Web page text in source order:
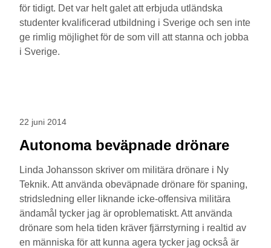
för tidigt. Det var helt galet att erbjuda utländska
studenter kvalificerad utbildning i Sverige och sen inte
ge rimlig möjlighet för de som vill att stanna och jobba
i Sverige.
22 juni 2014
Autonoma beväpnade drönare
Linda Johansson skriver om militära drönare i Ny
Teknik. Att använda obeväpnade drönare för spaning,
stridsledning eller liknande icke-offensiva militära
ändamål tycker jag är oproblematiskt. Att använda
drönare som hela tiden kräver fjärrstyrning i realtid av
en människa för att kunna agera tycker jag också är